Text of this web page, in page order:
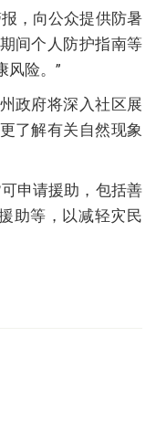
，向公众提供防暑
间个人防护指南等
风险。”
政府将深入社区展
了解有关自然现象
申请援助，包括善
助等，以减轻灾民